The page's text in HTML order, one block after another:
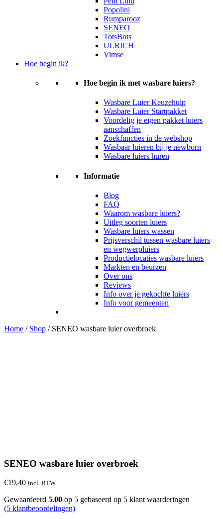
Popolini
Rumparooz
SENEO
TotsBots
ULRICH
Vimse
Hoe begin ik?
Hoe begin ik met wasbare luiers?
Wasbare Luier Keuzehulp
Wasbare Luier Startpakket
Voordelig je eigen pakket luiers
aanschaffen
Zoekfuncties in de webshop
Wasbaar luieren bij je newborn
Wasbare luiers huren
Informatie
Blog
FAQ
Waarom wasbare luiers?
Uitleg soorten luiers
Wasbare luiers wassen
Prijsverschil tussen wasbare luiers
en wegwerpluiers
Productielocaties wasbare luiers
Markten en beurzen
Over ons
Reviews
Info over je gekochte luiers
Info voor gemeenten
Home / Shop / SENEO wasbare luier overbroek
SENEO wasbare luier overbroek
€19,40 incl. BTW
Gewaardeerd 5.00 op 5 gebaseerd op 5 klant waarderingen
(5 klantbeoordelingen)